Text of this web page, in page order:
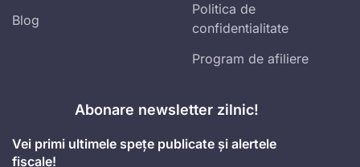
Blog
Politica de
confidentialitate
Program de afiliere
Abonare newsletter zilnic!
Vei primi ultimele spețe publicate și alertele
fiscale!